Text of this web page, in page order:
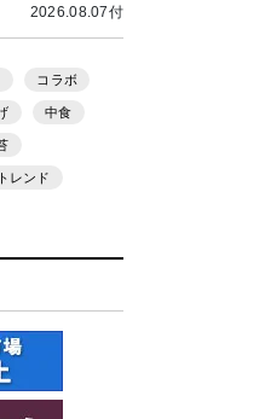
2026.08.07付
コラボ
中食
トレンド